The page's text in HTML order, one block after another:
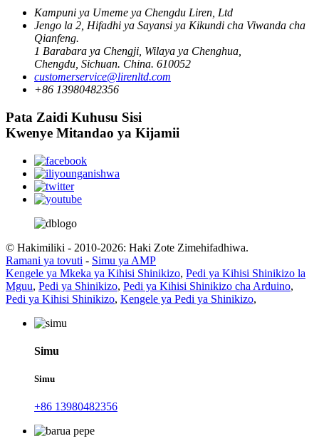
Kampuni ya Umeme ya Chengdu Liren, Ltd
Jengo la 2, Hifadhi ya Sayansi ya Kikundi cha Viwanda cha
Qianfeng.
1 Barabara ya Chengji, Wilaya ya Chenghua,
Chengdu, Sichuan. China. 610052
customerservice@lirenltd.com
+86 13980482356
Pata Zaidi Kuhusu Sisi
Kwenye Mitandao ya Kijamii
© Hakimiliki - 2010-2026: Haki Zote Zimehifadhiwa.
Ramani ya tovuti - Simu ya AMP
Kengele ya Mkeka ya Kihisi Shinikizo, Pedi ya Kihisi Shinikizo la
Mguu, Pedi ya Shinikizo, Pedi ya Kihisi Shinikizo cha Arduino,
Pedi ya Kihisi Shinikizo, Kengele ya Pedi ya Shinikizo,
Simu
Simu
+86 13980482356